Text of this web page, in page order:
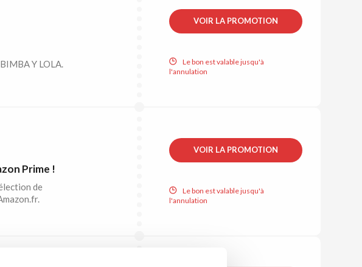
Y LOLA.
VOIR LA PROMOTION
Le bon est valable jusqu'à
l'annulation
Prime !
de
VOIR LA PROMOTION
Le bon est valable jusqu'à
l'annulation